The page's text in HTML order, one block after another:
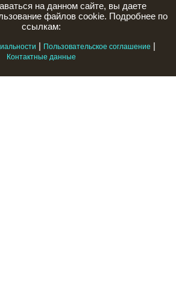
на данном сайте, вы даете
файлов cookie. Подробнее по
ссылкам:
| Пользовательское соглашение |
Контактные данные